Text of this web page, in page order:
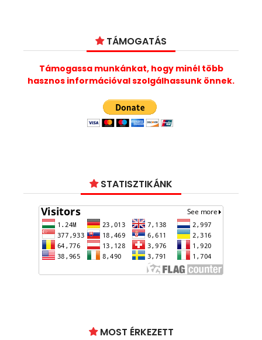
TÁMOGATÁS
Támogassa munkánkat, hogy minél több
hasznos információval szolgálhassunk önnek.
STATISZTIKÁNK
MOST ÉRKEZETT